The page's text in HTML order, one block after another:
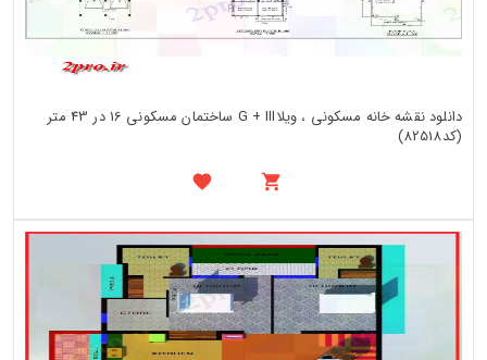
دانلود نقشه خانه مسکونی ، ویلاG + III ساختمان مسکونی 16 در 43 متر
(کد82518)